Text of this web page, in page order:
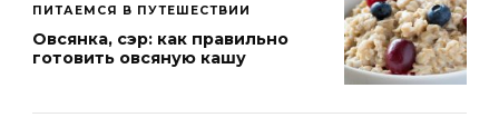
ПИТАЕМСЯ В ПУТЕШЕСТВИИ
Овсянка, сэр: как правильно
готовить овсяную кашу